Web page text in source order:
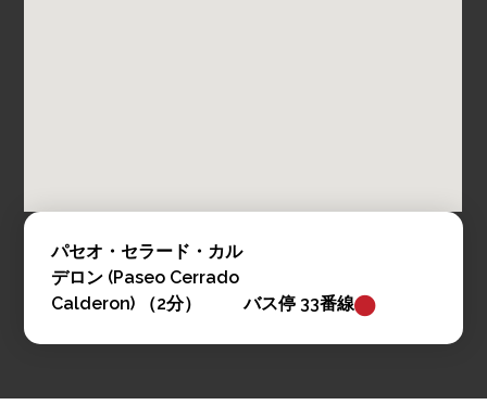
パセオ・セラード・カル
デロン (Paseo Cerrado
Calderon) （2分）
バス停 33番線